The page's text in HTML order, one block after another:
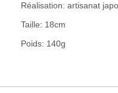
Réalisation: artisanat
Taille: 18cm
Poids: 140g